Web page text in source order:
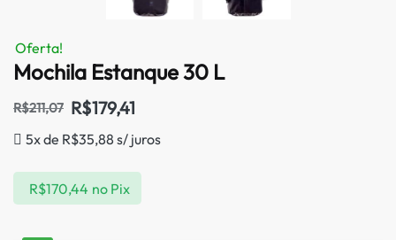
Oferta!
Mochila Estanque 30 L
R$211,07 R$179,41
5x de R$35,88 s/ juros
R$170,44 no Pix